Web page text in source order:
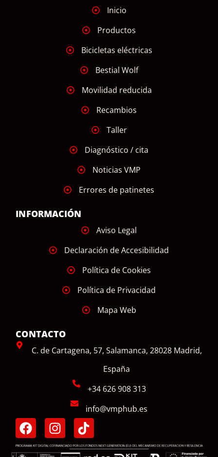
Inicio
Productos
Bicicletas eléctricas
Bestial Wolf
Movilidad reducida
Recambios
Taller
Diagnóstico / cita
Noticias VMP
Errores de patinetes
INFORMACIÓN
Aviso Legal
Declaración de Accesibilidad
Política de Cookies
Política de Privacidad
Mapa Web
CONTACTO
C. de Cartagena, 57, Salamanca, 28028 Madrid,
España
+34 626 908 313
info@vmphub.es